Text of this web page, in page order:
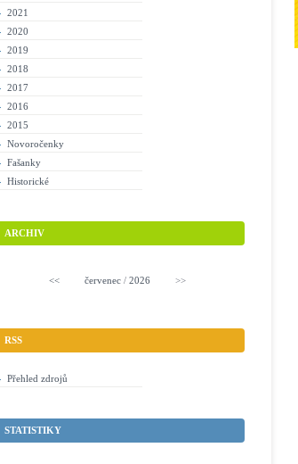
2021
2020
2019
2018
2017
2016
2015
Novoročenky
Fašanky
Historické
ARCHIV
<< červenec/ 2026 >>
RSS
Přehled zdrojů
STATISTIKY